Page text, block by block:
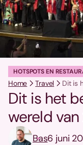
HOTSPOTS EN
Home Travel Dit is
Dit is het
wereld
Bas6 juni